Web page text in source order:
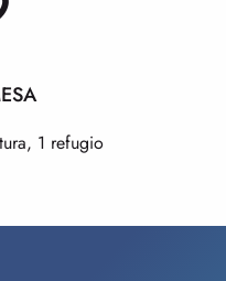
1 refugio